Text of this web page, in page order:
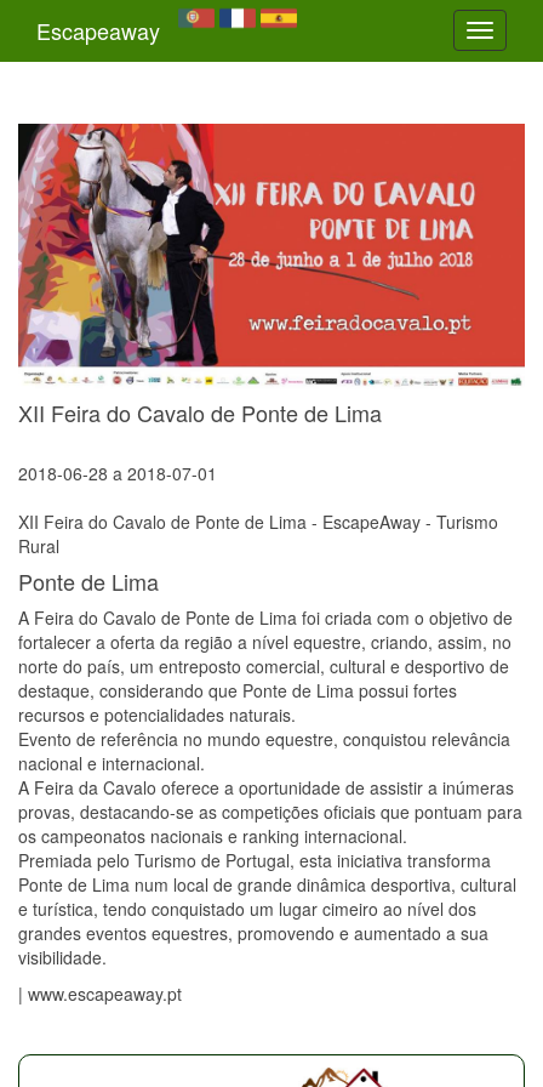
Toggle
Escapeaway
XII Feira do Cavalo de Ponte de Lima
2018-06-28 a 2018-07-01
XII Feira do Cavalo de Ponte de Lima - EscapeAway - Turismo
Rural
Ponte de Lima
A Feira do Cavalo de Ponte de Lima foi criada com o objetivo de
fortalecer a oferta da região a nível equestre, criando, assim, no
norte do país, um entreposto comercial, cultural e desportivo de
destaque, considerando que Ponte de Lima possui fortes
recursos e potencialidades naturais.
Evento de referência no mundo equestre, conquistou relevância
nacional e internacional.
A Feira da Cavalo oferece a oportunidade de assistir a inúmeras
provas, destacando-se as competições oficiais que pontuam para
os campeonatos nacionais e ranking internacional.
Premiada pelo Turismo de Portugal, esta iniciativa transforma
Ponte de Lima num local de grande dinâmica desportiva, cultural
e turística, tendo conquistado um lugar cimeiro ao nível dos
grandes eventos equestres, promovendo e aumentado a sua
visibilidade.
| www.escapeaway.pt